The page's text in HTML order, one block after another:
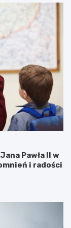
Pawła II w
i radości